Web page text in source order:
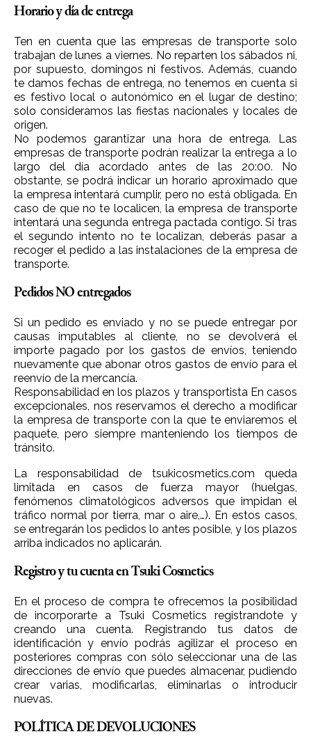
Horario y día de entrega
Ten en cuenta que las empresas de transporte solo
trabajan de lunes a viernes. No reparten los sábados ni,
por supuesto, domingos ni festivos. Además, cuando
te damos fechas de entrega, no tenemos en cuenta si
es festivo local o autonómico en el lugar de destino;
solo consideramos las fiestas nacionales y locales de
origen.
No podemos garantizar una hora de entrega. Las
empresas de transporte podrán realizar la entrega a lo
largo del día acordado antes de las 20:00. No
obstante, se podrá indicar un horario aproximado que
la empresa intentará cumplir, pero no está obligada. En
caso de que no te localicen, la empresa de transporte
intentará una segunda entrega pactada contigo. Si tras
el segundo intento no te localizan, deberás pasar a
recoger el pedido a las instalaciones de la empresa de
transporte.
Pedidos NO entregados
Si un pedido es enviado y no se puede entregar por
causas imputables al cliente, no se devolverá el
importe pagado por los gastos de envíos, teniendo
nuevamente que abonar otros gastos de envío para el
reenvío de la mercancía.
Responsabilidad en los plazos y transportista En casos
excepcionales, nos reservamos el derecho a modificar
la empresa de transporte con la que te enviaremos el
paquete, pero siempre manteniendo los tiempos de
tránsito.
La responsabilidad de tsukicosmetics.com queda
limitada en casos de fuerza mayor (huelgas,
fenómenos climatológicos adversos que impidan el
tráfico normal por tierra, mar o aire,…). En estos casos,
se entregarán los pedidos lo antes posible, y los plazos
arriba indicados no aplicarán.
Registro y tu cuenta en Tsuki Cosmetics
En el proceso de compra te ofrecemos la posibilidad
de incorporarte a Tsuki Cosmetics registrandote y
creando una cuenta. Registrando tus datos de
identificación y envío podrás agilizar el proceso en
posteriores compras con sólo seleccionar una de las
direcciones de envío que puedes almacenar, pudiendo
crear varias, modificarlas, eliminarlas o introducir
nuevas.
POLÍTICA DE DEVOLUCIONES